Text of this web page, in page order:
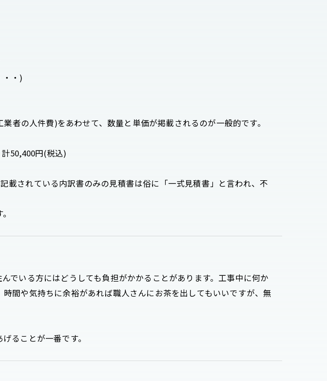
・・)
者の人件費)をあわせて、数量と単価が掲載されるのが一般的です。
50,400円(税込)
載されている内訳書のみの見積書は俗に「一式見積書」と言われ、不
でいる方にはどうしても負担がかかることがあります。工事中に何か
間や気持ちに余裕があれば職人さんにお茶を出してもいいですが、無
ることが一番です。
はこちら